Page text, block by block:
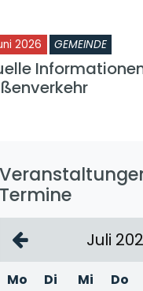
2026 GEMEINDE
Termine
Juli
Mo Di Mi Do